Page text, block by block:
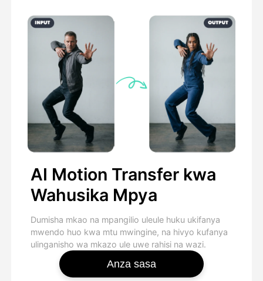
AI Motion Transfer kwa
Wahusika Mpya
Dumisha mkao na mpangilio uleule huku ukifanya
mwendo huo kwa mtu mwingine, na hivyo kufanya
ulinganisho wa mkazo ule uwe rahisi na wazi.
Anza sasa